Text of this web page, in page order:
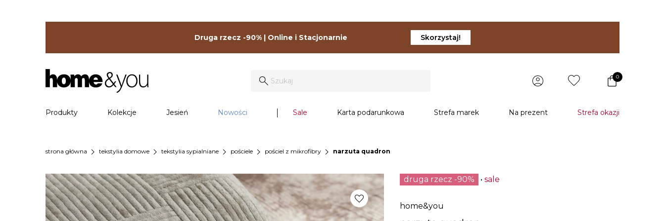
Druga rzecz -90% | Online i Stacjonarnie Skorzystaj!
0
Produkty Kolekcje Jesień Nowości Sale Karta podarunkowa Strefa marek Na prezent Strefa okazji
strona główna chevron_right tekstylia domowe chevron_right tekstylia sypialniane chevron_right pościele chevron_right pościel z mikrofibry chevron_right narzuta quadron
druga rzecz -90% sale
home&you
favorite